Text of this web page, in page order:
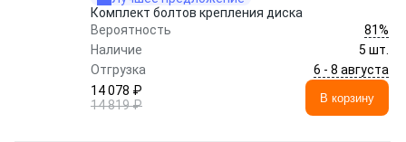
Комплект болтов крепления диска
Вероятность
81%
Наличие
5 шт.
Отгрузка
6 - 8 августа
14 078 ₽
14 819 ₽
В корзину